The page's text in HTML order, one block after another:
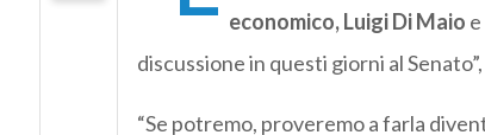
economico, Luigi Di Maio
discussione in questi giorni al
“Se potremo, proveremo a farla